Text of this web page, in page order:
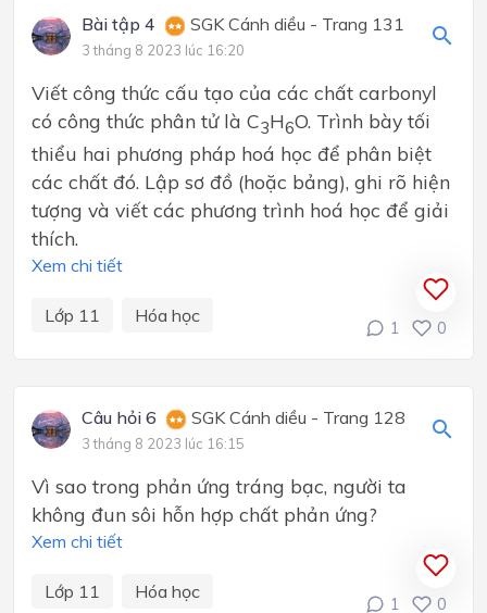
Bài tập 4 SGK Cánh diều - Trang 131
3 tháng 8 2023 lúc 16:20
Viết công thức cấu tạo của các chất carbonyl
có công thức phân tử là C3H6O. Trình bày tối
thiểu hai phương pháp hoá học để phân biệt
các chất đó. Lập sơ đồ (hoặc bảng), ghi rõ hiện
tượng và viết các phương trình hoá học để giải
thích.
Xem chi tiết
Lớp 11 Hóa học
1 0
Câu hỏi 6 SGK Cánh diều - Trang 128
3 tháng 8 2023 lúc 16:15
Vì sao trong phản ứng tráng bạc, người ta
không đun sôi hỗn hợp chất phản ứng?
Xem chi tiết
Lớp 11 Hóa học
1 0